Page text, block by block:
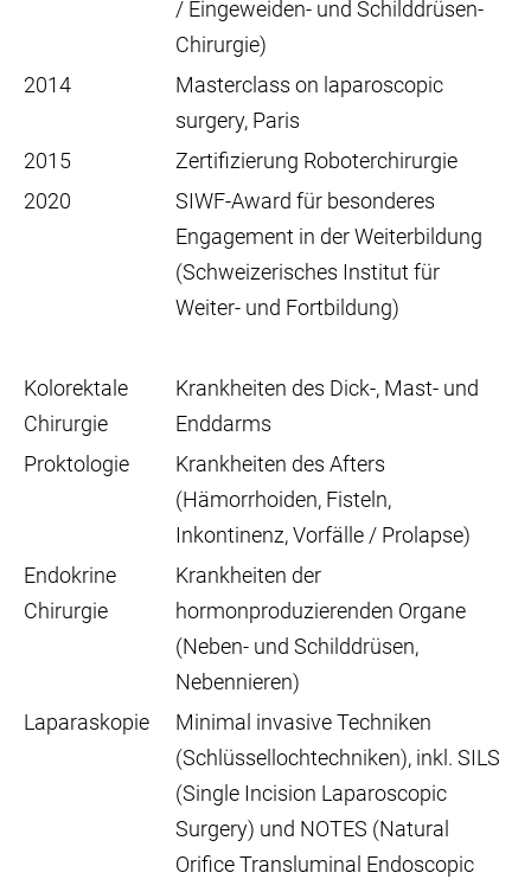
/ Eingeweiden- und Schilddrüsen-
Chirurgie)
2014
Masterclass on laparoscopic
surgery, Paris
2015
Zertifizierung Roboterchirurgie
2020
SIWF-Award für besonderes
Engagement in der Weiterbildung
(Schweizerisches Institut für
Weiter- und Fortbildung)
Kolorektale
Chirurgie
Krankheiten des Dick-, Mast- und
Enddarms
Proktologie
Krankheiten des Afters
(Hämorrhoiden, Fisteln,
Inkontinenz, Vorfälle / Prolapse)
Endokrine
Chirurgie
Krankheiten der
hormonproduzierenden Organe
(Neben- und Schilddrüsen,
Nebennieren)
Laparaskopie
Minimal invasive Techniken
(Schlüssellochtechniken), inkl. SILS
(Single Incision Laparoscopic
Surgery) und NOTES (Natural
Orifice Transluminal Endoscopic